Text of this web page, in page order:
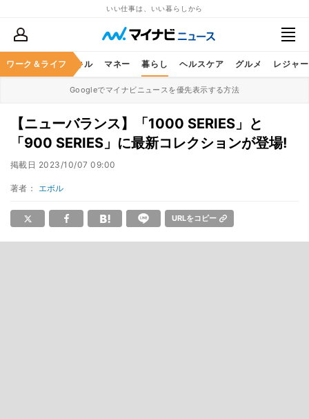
いい仕事は、いい暮らしから
ワーク＆ライフ
ア ビジネススキル マネー 暮らし ヘルスケア グルメ レジャー
Googleでマイナビニュースを優先表示する方法
【ニューバランス】「1000 SERIES」と
「900 SERIES」に最新コレクションが登場!
掲載日 2023/10/07 09:00
著者： エボル
URLをコピー